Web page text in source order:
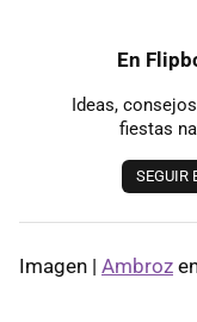
En
Ideas,
fiestas
SEGUIR
Imagen | Ambroz